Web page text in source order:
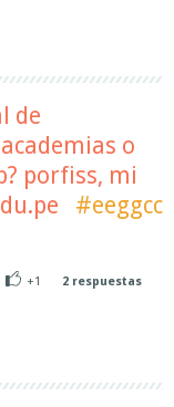
de
academias o
porfiss, mi
#eeggcc
+1
2 respuestas